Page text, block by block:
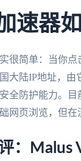
速器
很简单：当你
大陆IP地址，
全防护能力。
网页浏览，但在
：Malus